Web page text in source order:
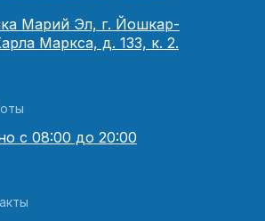
Марий Эл, г. Йошкар-
Маркса, д. 133, к. 2.
с 08:00 до 20:00